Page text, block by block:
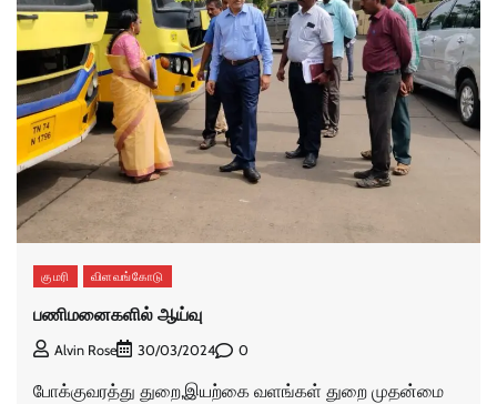
குமரி விளவங்கோடு
பணிமனைகளில் ஆய்வு
Alvin Rose 30/03/2024 0
போக்குவரத்து துறை,இயற்கை வளங்கள் துறை முதன்மை